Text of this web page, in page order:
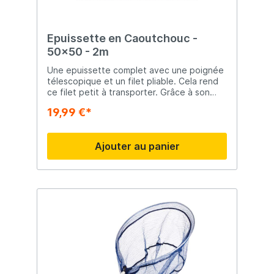
Epuissette en Caoutchouc -
50x50 - 2m
Une epuissette complet avec une poignée
télescopique et un filet pliable. Cela rend
ce filet petit à transporter. Grâce à son
pour la pêche aux prédateurs mais aussi
Eppuissette en caoutchoucManche
télescopiqueFacile à plier
19,99 €*
Ajouter au panier